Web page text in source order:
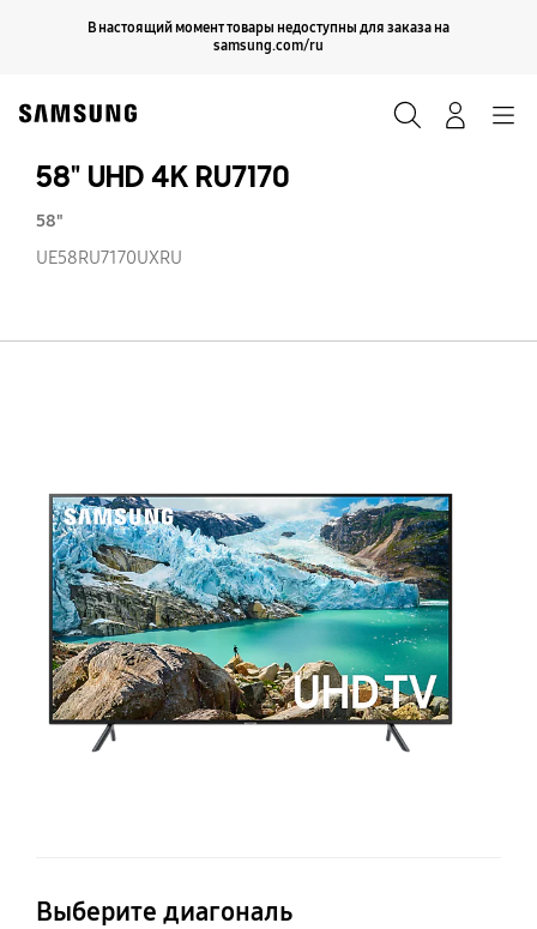
В настоящий момент товары недоступны для заказа на
samsung.com/ru
Продолжить
58" UHD 4K RU7170
58"
UE58RU7170UXRU
Выберите диагональ